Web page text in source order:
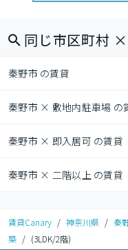
同じ市区町村
秦野市 の賃貸
秦野市 × 敷地内駐車場 の
秦野市 × 即入居可 の賃貸
秦野市 × 二階以上 の賃貸
賃貸Canary / 神奈川県 / 秦
築 / (3LDK/2階)